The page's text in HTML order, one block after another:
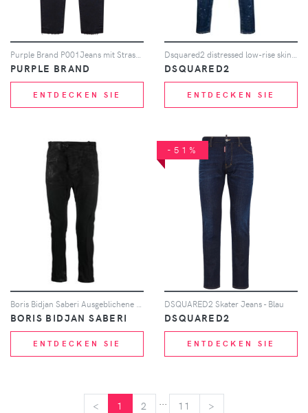
Purple Brand P001Jeans mit Strass-Logo - Schwarz
PURPLE BRAND
ENTDECKEN SIE
Dsquared2 distressed low-rise skinny jeans - Blau
DSQUARED2
ENTDECKEN SIE
BORIS BIDJAN SABERI
ENTDECKEN SIE
-51%
DSQUARED2 Skater Jeans - Blau
DSQUARED2
ENTDECKEN SIE
< 1 2 11 >